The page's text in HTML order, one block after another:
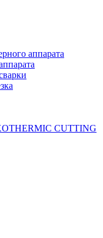
аппарата
CUTTING